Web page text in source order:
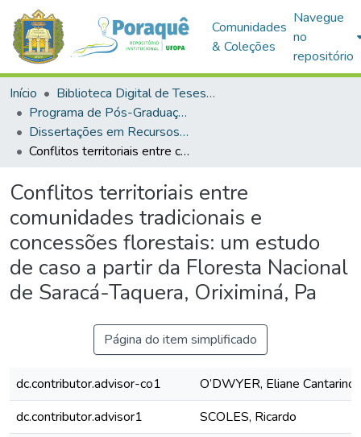
Comunidades
& Coleções
Navegue
no
repositório
Início
Biblioteca Digital de Teses e Dissertações (BDTD)
Programa de Pós-Graduação em Recursos Naturais da Amazônia (PPGRNA)
Dissertações em Recursos Naturais da Amazônia (Mestrado)
Conflitos territoriais entre comunidades tradicionais e concessões florestais: um estudo de caso a partir da Floresta Nacional de Saracá-Taquera, Oriximiná, Pa
Conflitos territoriais entre
comunidades tradicionais e
concessões florestais: um estudo
de caso a partir da Floresta Nacional
de Saracá-Taquera, Oriximiná, Pa
Página do item simplificado
dc.contributor.advisor-co1
O’DWYER, Eliane Cantarino
dc.contributor.advisor1
SCOLES, Ricardo